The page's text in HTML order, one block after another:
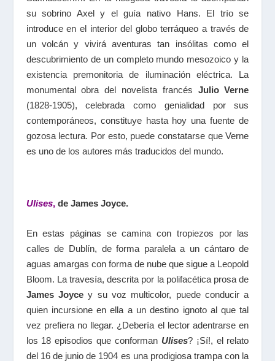
su sobrino Axel y el guía nativo Hans. El trío se
introduce en el interior del globo terráqueo a través de
un volcán y vivirá aventuras tan insólitas como el
descubrimiento de un completo mundo mesozoico y la
existencia premonitoria de iluminación eléctrica. La
monumental obra del novelista francés Julio Verne
(1828-1905), celebrada como genialidad por sus
contemporáneos, constituye hasta hoy una fuente de
gozosa lectura. Por esto, puede constatarse que Verne
es uno de los autores más traducidos del mundo.
Ulises, de James Joyce.
En estas páginas se camina con tropiezos por las
calles de Dublín, de forma paralela a un cántaro de
aguas amargas con forma de nube que sigue a Leopold
Bloom. La travesía, descrita por la polifacética prosa de
James Joycey su voz multicolor, puede conducir a
quien incursione en ella a un destino ignoto al que tal
vez prefiera no llegar. ¿Debería el lector adentrarse en
los 18 episodios que conforman Ulises? ¡Sí!, el relato
del 16 de junio de 1904 es una prodigiosa trampa con la